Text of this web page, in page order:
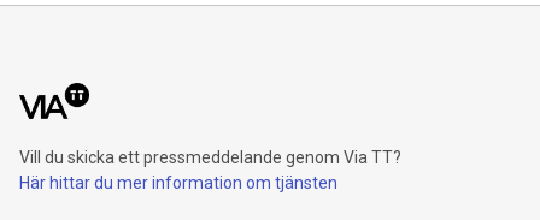
Vill du skicka ett pressmeddelande genom Via TT?
Här hittar du mer information om tjänsten